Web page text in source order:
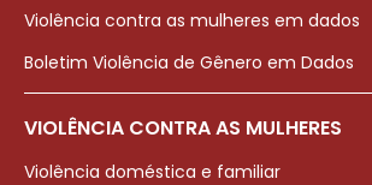
Violência contra as mulheres em dados
Boletim Violência de Gênero em Dados
VIOLÊNCIA CONTRA AS MULHERES
Violência doméstica e familiar